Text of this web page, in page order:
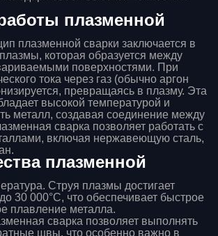
плазменной
плазменной сварки заключается в
которая образуется между
поверхностями. При
тока через газ (обычно аргон
превращаясь в плазму. Эта
высокой температурой и
металл, создавая соединение между
сварка позволяет работать с
включая нержавеющую сталь,
плазменной
Струя плазмы достигает
30 000°C, что обеспечивает быстрое
плавление металла.
сварка позволяет выполнять
швы, что особенно важно в